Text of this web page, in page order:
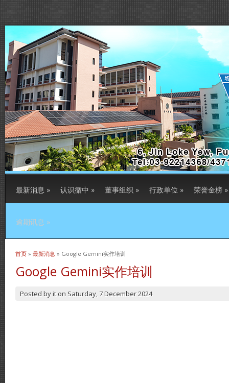
最新消息 » 认识循中 » 董事组织 » 行政单位 » 荣誉金榜 »
逾期讯息 »
当前位置
首页 » 最新消息 » Google Gemini实作培训
Google Gemini实作培训
Posted byit on Saturday, 7 December 2024